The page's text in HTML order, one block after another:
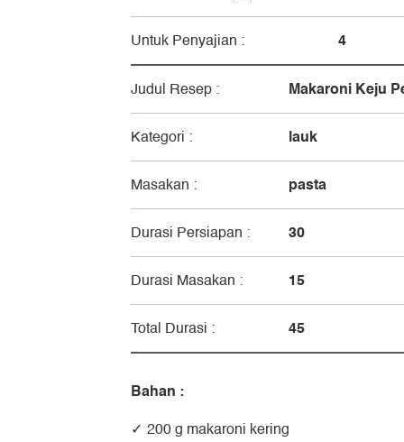
Untuk Penyajian : 4
Judul Resep : Makaroni Keju
Kategori : lauk
Masakan : pasta
Durasi Persiapan : 30
Durasi Masakan : 15
Total Durasi : 45
Bahan :
200 g makaroni kering